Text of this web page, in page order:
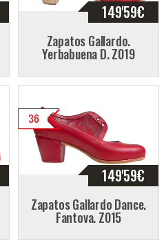
149'59€
Zapatos Gallardo.
Yerbabuena D. Z019
36
149'59€
Zapatos Gallardo Dance.
Fantova. Z015